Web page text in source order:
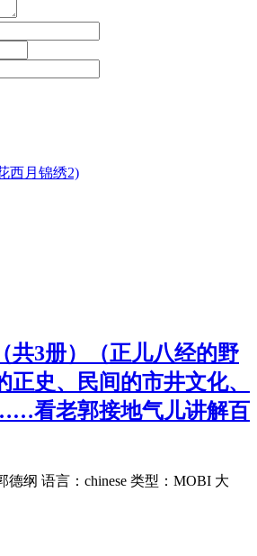
西月锦绣2)
共3册）（正儿八经的野
正史、民间的市井文化、
看老郭接地气儿讲解百
德纲 语言：chinese 类型：MOBI 大